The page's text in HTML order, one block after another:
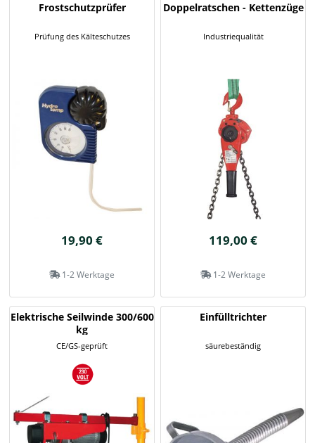
Frostschutzprüfer
Prüfung des Kälteschutzes
19,90 €
1-2 Werktage
Doppelratschen - Kettenzüge
Industriequalität
119,00 €
1-2 Werktage
Elektrische Seilwinde 300/600
kg
CE/GS-geprüft
Einfülltrichter
säurebeständig